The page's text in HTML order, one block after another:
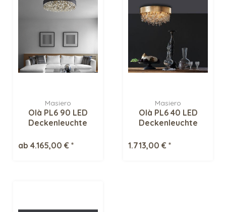
Masiero
Olà PL6 90 LED
Deckenleuchte
ab 4.165,00 € *
Masiero
Olà PL6 40 LED
Deckenleuchte
1.713,00 € *